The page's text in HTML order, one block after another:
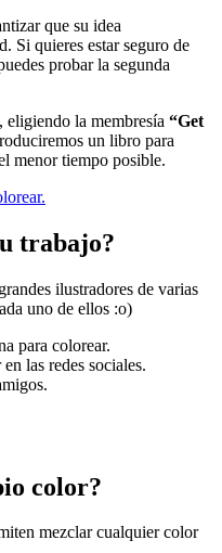
que su idea
Si quieres estar seguro de
probar la segunda
, eligiendo la membresía “Get
un libro para
menor tiempo posible.
trabajo?
ilustradores de varias
uno de ellos :o)
para colorear.
las redes sociales.
color?
mezclar cualquier color